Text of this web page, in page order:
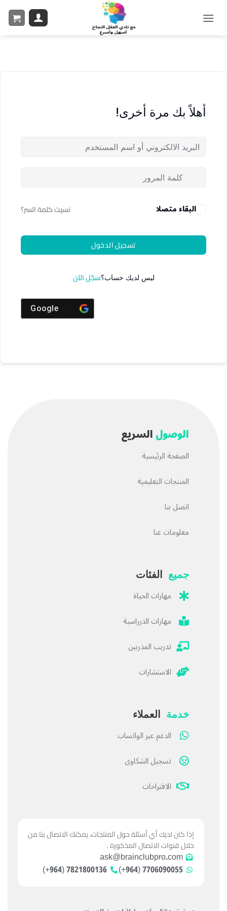
أهلاً بك مرة أخرى!
البقاء متصلا نسيت كلمة السر؟
تسجيل الدخول
ليس لديك حساب؟سجّل الآن
Google
الوصولالسريع
الصفحة الرئيسية
المنتجات التعليمية
اتصل بنا
معلومات عنا
جميع الفئات
مهارات الحياة
مهارات الدرراسية
تدريب المدربين
الاستشارات
خدمة العملاء
الدعم عبر الواتساب
تسجيل الشكاوى
الاقتراحات
إذا كان لديك أي أسئلة حول المنتجات، يمكنك الاتصال بنا من
خلال قنوات الاتصال المذكورة .
ask@brainclubpro.com
7706090055 (964+)
7821800136 (964+)